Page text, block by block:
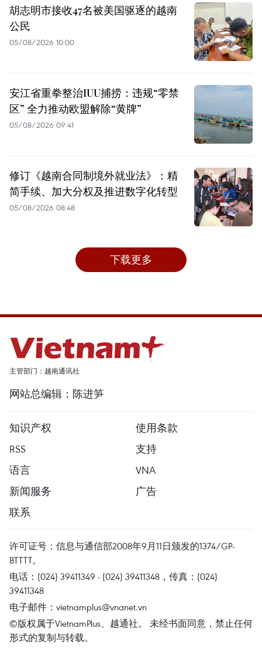
胡志明市接收47名被美国驱逐的越南
公民
05/08/2026 10:00
安江省重拳整治IUU捕捞：违规“零禁
区” 全力推动欧盟解除“黄牌”
05/08/2026 09:41
修订《越南合同制境外就业法》：精
简手续、加大分权及推进数字化转型
05/08/2026 08:48
下载更多
主管部门：越南通讯社
网站总编辑：陈进笋
知识产权
使用条款
RSS
支持
语言
VNA
新闻服务
广告
联系
许可证号：信息与通信部2008年9月11日颁发的1374/GP-
BTTTT。
电话：(024) 39411349 - (024) 39411348，传真：(024)
39411348
电子邮件： vietnamplus@vnanet.vn
©版权属于VietnamPlus、越通社。 未经书面同意，禁止任何
形式的复制与转载。